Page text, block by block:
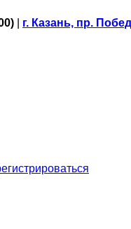
г. Казань, пр.